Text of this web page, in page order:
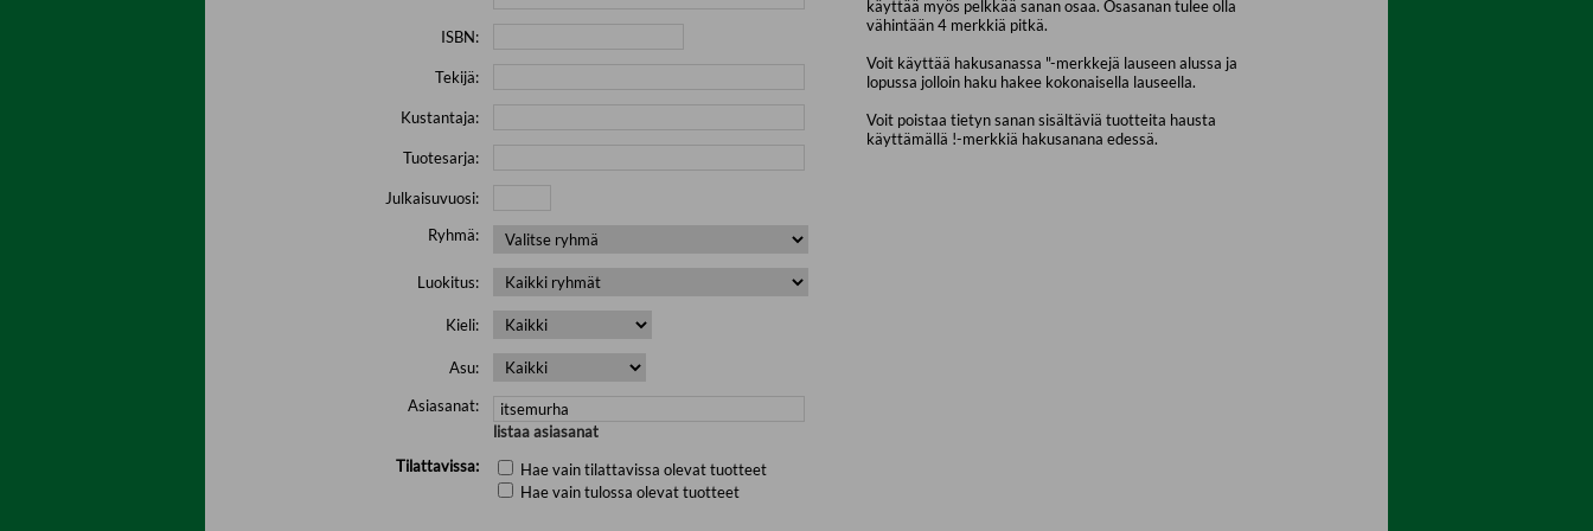
ISBN:
Tekijä:
Kustantaja:
Tuotesarja:
Julkaisuvuosi:
Ryhmä:
Luokitus:
Kieli:
Asu:
Asiasanat:
listaa asiasanat
Tilattavissa:
Hae vain tilattavissa olevat tuotteet
Hae vain tulossa olevat tuotteet
käyttää myös pelkkää sanan osaa. Osasanan tulee olla
vähintään 4 merkkiä pitkä.
Voit käyttää hakusanassa "-merkkejä lauseen alussa ja
lopussa jolloin haku hakee kokonaisella lauseella.
Voit poistaa tietyn sanan sisältäviä tuotteita hausta
käyttämällä !-merkkiä hakusanana edessä.